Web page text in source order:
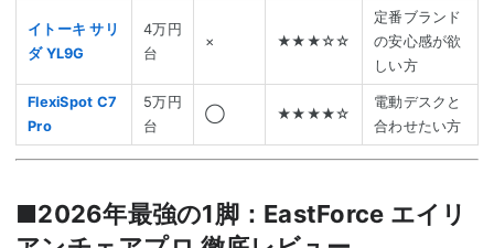
イトーキ サリ
ダ YL9G
4万円
台
× ★★★☆☆
定番ブランド
の安心感が欲
しい方
FlexiSpot C7
Pro
5万円
台
◯ ★★★★☆
電動デスクと
合わせたい方
■2026年最強の1脚：EastForce エイリ